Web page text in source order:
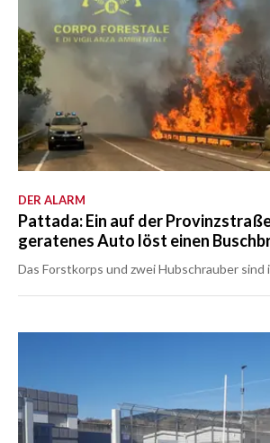
DER ALARM
Pattada: Ein auf der
geratenes Auto löst einen
Das Forstkorps und zwei Hubschrauber sind